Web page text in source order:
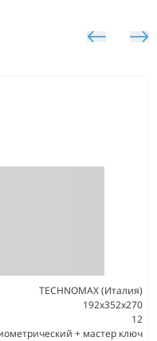
TECHNOMAX (Италия)
192x352x270
12
+ мастер ключ